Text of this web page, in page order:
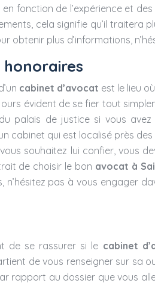
fonction de l’expérience et
cela signifie qu’il
obtenir plus d’informations,
honoraires
cabinet d’avocat est le lieu
évident de se fier tout
palais de justice si vous
cabinet qui est localisé près
souhaitez lui confier, vous
de choisir le bon avocat à
n’hésitez pas à vous
de se rassurer si le cabinet
de vous renseigner sur sa
rapport au dossier que vous